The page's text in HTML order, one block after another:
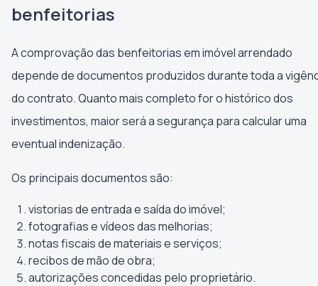
benfeitorias
A comprovação das benfeitorias em imóvel arrendado
depende de documentos produzidos durante toda a
do contrato. Quanto mais completo for o histórico dos
investimentos, maior será a segurança para calcular uma
eventual indenização.
Os principais documentos são:
vistorias de entrada e saída do imóvel;
fotografias e vídeos das melhorias;
notas fiscais de materiais e serviços;
recibos de mão de obra;
autorizações concedidas pelo proprietário.